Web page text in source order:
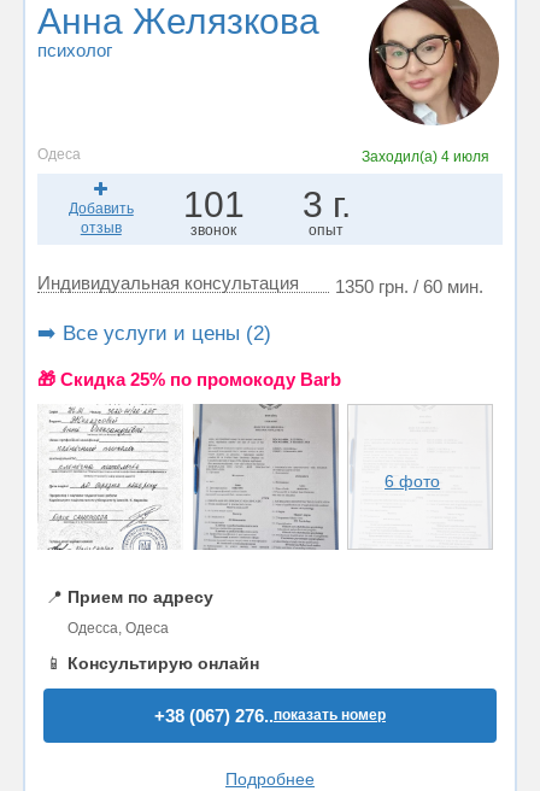
Анна Желязкова
психолог
Одеса Заходил(а) 4 июля
Добавить
отзыв
101
звонок
3 г.
опыт
Индивидуальная консультация 1350 грн. / 60 мин.
➡️ Все услуги и цены (2)
🎁 Cкидка 25% по промокоду Barb
6 фото
📍 Прием по адресу
Одесса, Одеса
📱 Консультирую онлайн
+38 (067) 276..показать номер
Подробнее